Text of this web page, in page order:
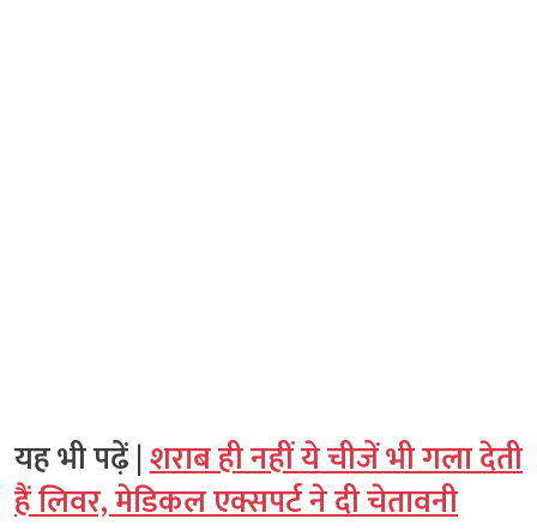
यह भी पढ़ें |शराब ही नहीं ये चीजें भी गला देती
हैं लिवर, मेडिकल एक्सपर्ट ने दी चेतावनी